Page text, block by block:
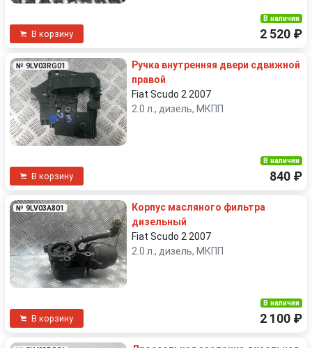
В корзину
В наличии
2 520 ₽
№ 9LV03RG01
Ручка внутренняя двери сдвижной
правой
Fiat Scudo 2 2007
2.0 л., дизель, МКПП
В корзину
В наличии
840 ₽
№ 9LV03A801
Корпус масляного фильтра
дизельный
Fiat Scudo 2 2007
2.0 л., дизель, МКПП
В корзину
В наличии
2 100 ₽